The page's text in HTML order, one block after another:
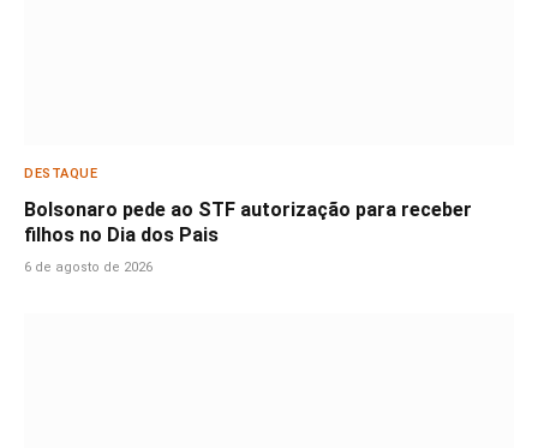
DESTAQUE
Bolsonaro pede ao STF autorização para receber
filhos no Dia dos Pais
6 de agosto de 2026